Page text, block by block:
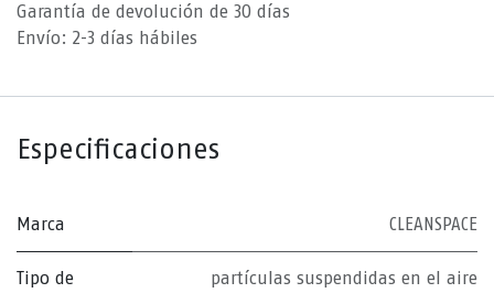
Garantía de devolución de 30 días
Envío: 2-3 días hábiles
Especificaciones
Marca CLEANSPACE
Tipo de
partículas suspendidas en el aire